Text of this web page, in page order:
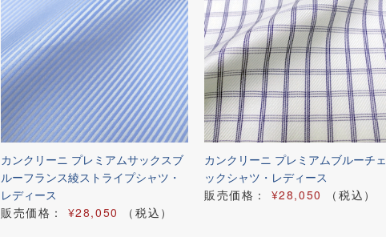
カンクリーニ プレミアムサックスブ
ルーフランス綾ストライプシャツ・
レディース
販売価格： ¥28,050 （税込）
カンクリーニ プレミアムブルーチェ
ックシャツ・レディース
販売価格： ¥28,050 （税込）